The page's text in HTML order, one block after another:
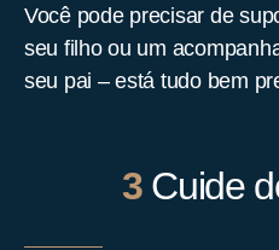
Você pode precisar de
seu filho ou um
seu pai – está tudo bem
3 Cuide